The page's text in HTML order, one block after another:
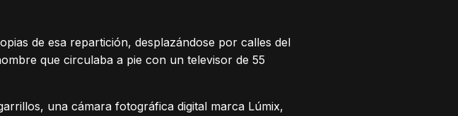
de esa repartición, desplazándose por calles del
que circulaba a pie con un televisor de 55
una cámara fotográfica digital marca Lúmix,